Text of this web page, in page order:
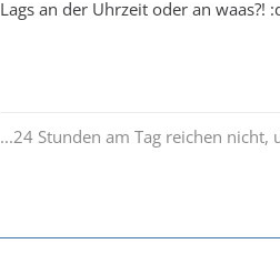
Lags an der Uhrzeit oder an waas?!
...24 Stunden am Tag reichen nicht,